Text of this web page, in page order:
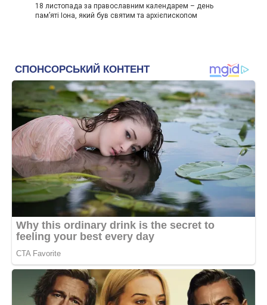
18 листопада за православним календарем – день
пам’яті Іона, який був святим та архієпископом